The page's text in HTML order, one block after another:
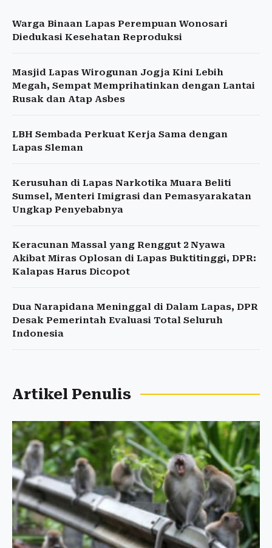
Warga Binaan Lapas Perempuan Wonosari
Diedukasi Kesehatan Reproduksi
Masjid Lapas Wirogunan Jogja Kini Lebih
Megah, Sempat Memprihatinkan dengan Lantai
Rusak dan Atap Asbes
LBH Sembada Perkuat Kerja Sama dengan
Lapas Sleman
Kerusuhan di Lapas Narkotika Muara Beliti
Sumsel, Menteri Imigrasi dan Pemasyarakatan
Ungkap Penyebabnya
Keracunan Massal yang Renggut 2 Nyawa
Akibat Miras Oplosan di Lapas Buktitinggi, DPR:
Kalapas Harus Dicopot
Dua Narapidana Meninggal di Dalam Lapas, DPR
Desak Pemerintah Evaluasi Total Seluruh
Indonesia
Artikel Penulis